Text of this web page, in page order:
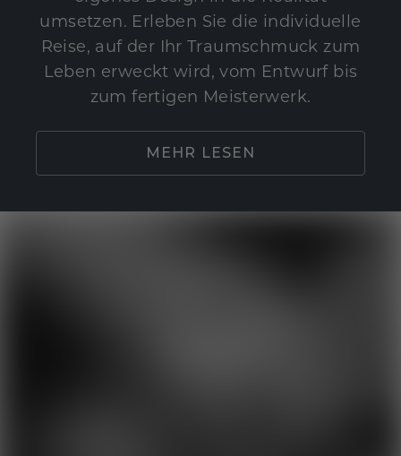
umsetzen. Erleben Sie die individuelle
Reise, auf der Ihr Traumschmuck zum
Leben erweckt wird, vom Entwurf bis
zum fertigen Meisterwerk.
MEHR LESEN